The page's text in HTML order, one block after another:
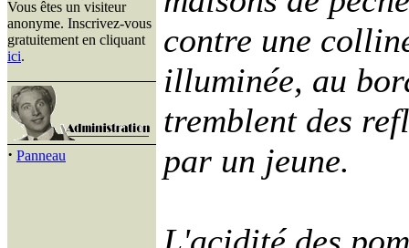
Vous êtes un visiteur
anonyme. Inscrivez-vous
gratuitement en cliquant
ici.
· Panneau
contre une
illuminée, au
tremblent des
par un jeune.